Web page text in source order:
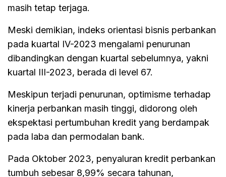
masih tetap terjaga.
Meski demikian, indeks orientasi bisnis perbankan
pada kuartal IV-2023 mengalami penurunan
dibandingkan dengan kuartal sebelumnya, yakni
kuartal III-2023, berada di level 67.
Meskipun terjadi penurunan, optimisme terhadap
kinerja perbankan masih tinggi, didorong oleh
ekspektasi pertumbuhan kredit yang berdampak
pada laba dan permodalan bank.
Pada Oktober 2023, penyaluran kredit perbankan
tumbuh sebesar 8,99% secara tahunan,